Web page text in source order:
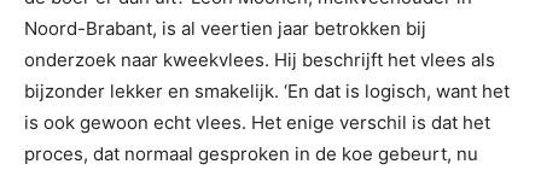
Noord-Brabant, is al veertien jaar betrokken bij
onderzoek naar kweekvlees. Hij beschrijft het vlees als
bijzonder lekker en smakelijk. ‘En dat is logisch, want het
is ook gewoon echt vlees. Het enige verschil is dat het
proces, dat normaal gesproken in de koe gebeurt, nu